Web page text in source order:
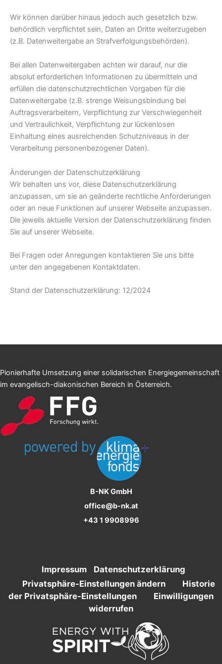
Wir können darüber hinaus jedoch auch gesetzlich bzw.
behördlich verpflichtet sein, Daten an Dritte weiterzugeben
(z.B. Datenweitergabe an Strafverfolgungsbehörden).
Bei allen Datenweitergaben achten wir darauf, nur die
absolut erforderlichen Informationen zu übermitteln und
erfüllen die datenschutzrechtlichen Vorgaben für die
Datenweitergabe (z.B. strenge Weisungsbindung bei
Auftragsverarbeitern, Verpflichtung zur Verschwiegenheit
und Vertraulichkeit, Verpflichtung zur lückenlosen
Einhaltung eines ausreichenden Schutzniveaus in der
Verarbeitung personenbezogener Daten).
Änderungen der Datenschutzerklärung
Wir behalten uns vor, diese Datenschutzerklärung
anzupassen, um sie an geänderte rechtliche Anforderungen
oder an neue Funktionen auf unserer Webseite anzupassen.
Die jeweils aktuelle Version der Datenschutzerklärung finden
Sie auf unserer Webseite.
Bei Fragen oder Anregungen kontaktieren Sie uns bitte
unter den angegebenen Kontaktdaten.
Stand der Datenschutzerklärung: 12/2024
Pionierhafte Umsetzung einer solidarischen Energiegemeinschaft
im evangelisch-diakonischen Bereich in Österreich.
B-NK GmbH
office@b-nk.at
+43 1 9908996
Impressum
Datenschutzerklärung
Privatsphäre-Einstellungen ändern
Historie
der Privatsphäre-Einstellungen
Einwilligungen
widerrufen